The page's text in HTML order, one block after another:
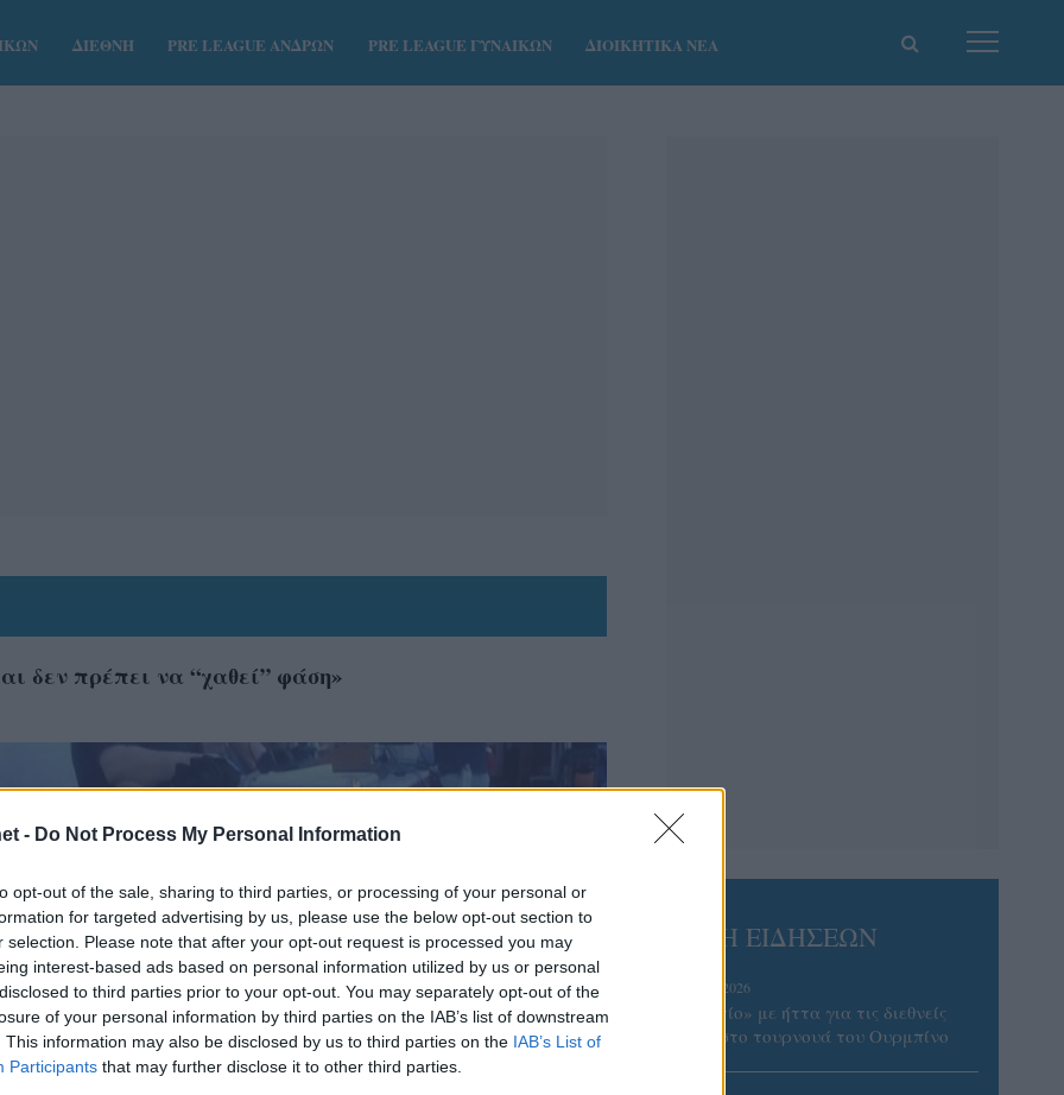
- Do Not Process My Personal Information
opt-out of the sale, sharing to third parties, or processing of your personal or
for targeted advertising by us, please use the below opt-out section to
selection. Please note that after your opt-out request is processed you may
interest-based ads based on personal information utilized by us or personal
to third parties prior to your opt-out. You may separately opt-out of the
of your personal information by third parties on the IAB’s list of downstream
This information may also be disclosed by us to third parties on the IAB’s List of
Participants that may further disclose it to other third parties.
ΔΙΕΘΝΗ PRE LEAGUE ΑΝΔΡΩΝ PRE LEAGUE ΓΥΝΑΙΚΩΝ ΔΙΟΙΚΗΤΙΚΑ ΝΕΑ
δεν πρέπει να “χαθεί” φάση»
ΡΟΗ ΕΙΔΗΣΕΩΝ
07/08/2026
«Αντίο» με ήττα για τις διεθνείς
μας στο τουρνουά του Ουρμπίνο